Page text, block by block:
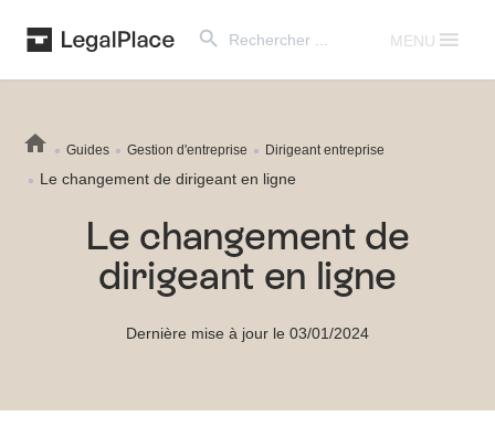
for:
MENU
Guides Gestion d'entreprise Dirigeant entreprise
Le changement de dirigeant en ligne
Le changement de
dirigeant en ligne
Dernière mise à jour le 03/01/2024